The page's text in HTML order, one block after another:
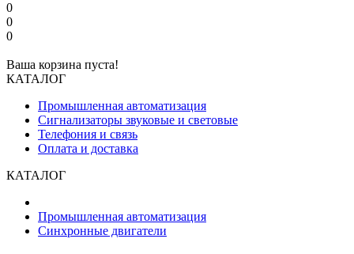
0
0
0
Ваша корзина пуста!
КАТАЛОГ
Промышленная автоматизация
Сигнализаторы звуковые и световые
Телефония и связь
Оплата и доставка
КАТАЛОГ
Промышленная автоматизация
Синхронные двигатели